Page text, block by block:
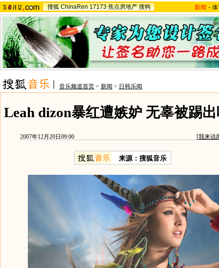
搜狐 ChinaRen 17173 焦点房地产 搜狗 新闻 -
音乐频道首页 > 新闻 > 日韩乐闻
Leah dizon暴红遭嫉妒 无辜被踢
2007年12月20日09:00 [我来说
来源：搜狐音乐